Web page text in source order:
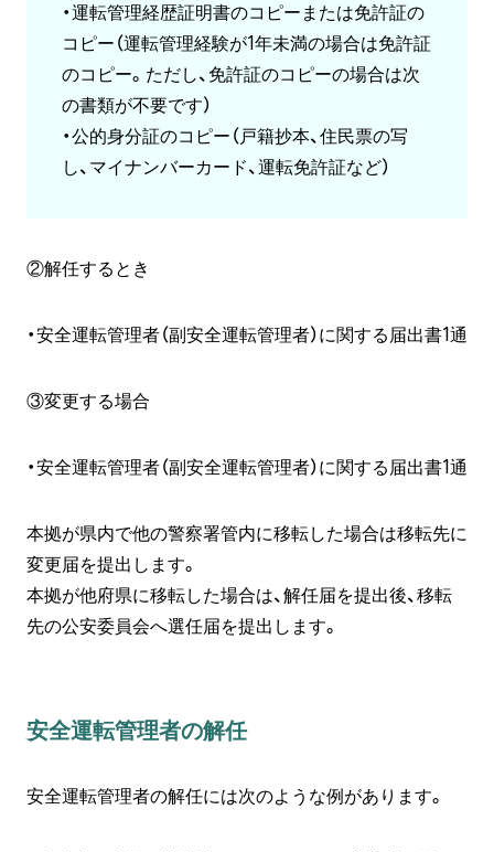
・運転管理経歴証明書のコピーまたは免許証の
コピー（運転管理経験が1年未満の場合は免許証
のコピー。ただし、免許証のコピーの場合は次
の書類が不要です）
・公的身分証のコピー（戸籍抄本、住民票の写
し、マイナンバーカード、運転免許証など）
②解任するとき
・安全運転管理者（副安全運転管理者）に関する届出書1通
③変更する場合
・安全運転管理者（副安全運転管理者）に関する届出書1通
本拠が県内で他の警察署管内に移転した場合は移転先に
変更届を提出します。
本拠が他府県に移転した場合は、解任届を提出後、移転
先の公安委員会へ選任届を提出します。
安全運転管理者の解任
安全運転管理者の解任には次のような例があります。